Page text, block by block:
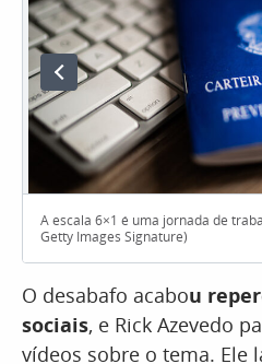
A escala 6×1 é uma jornada de
Getty Images Signature)
O desabafo acabou
sociais, e Rick Azevedo
vídeos sobre o tema. Ele